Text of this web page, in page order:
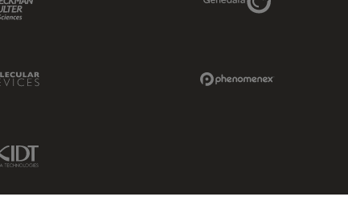
Molecular Devices Link
IDT Link